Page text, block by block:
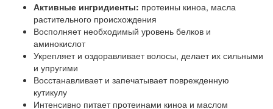
Активные ингридиенты: протеины киноа, масла
растительного происхождения
Восполняет необходимый уровень белков и
аминокислот
Укрепляет и оздоравливает волосы, делает их сильными
и упругими
Восстанавливает и запечатывает поврежденную
кутикулу
Интенсивно питает протеинами киноа и маслом